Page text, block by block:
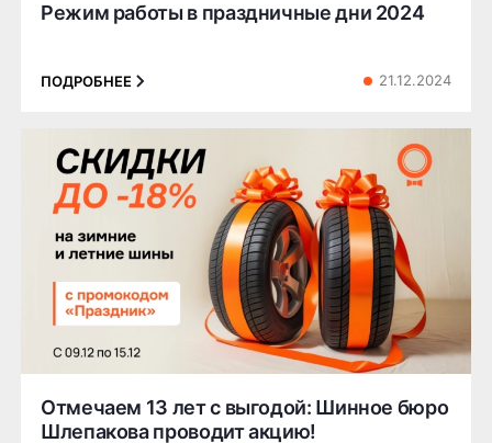
Режим работы в праздничные дни 2024
ПОДРОБНЕЕ 21.12.2024
Отмечаем 13 лет с выгодой: Шинное бюро
Шлепакова проводит акцию!